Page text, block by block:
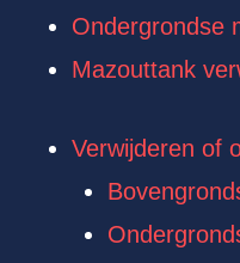
Ondergrondse
Mazouttank
Verwijderen of